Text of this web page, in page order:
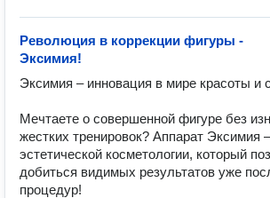
Революция в коррекции фигуры -
Эксимия!
Эксимия – инновация в мире красоты и
Мечтаете о совершенной фигуре без
жестких тренировок? Аппарат Эксимия
эстетической косметологии, который
добиться видимых результатов уже
процедур!